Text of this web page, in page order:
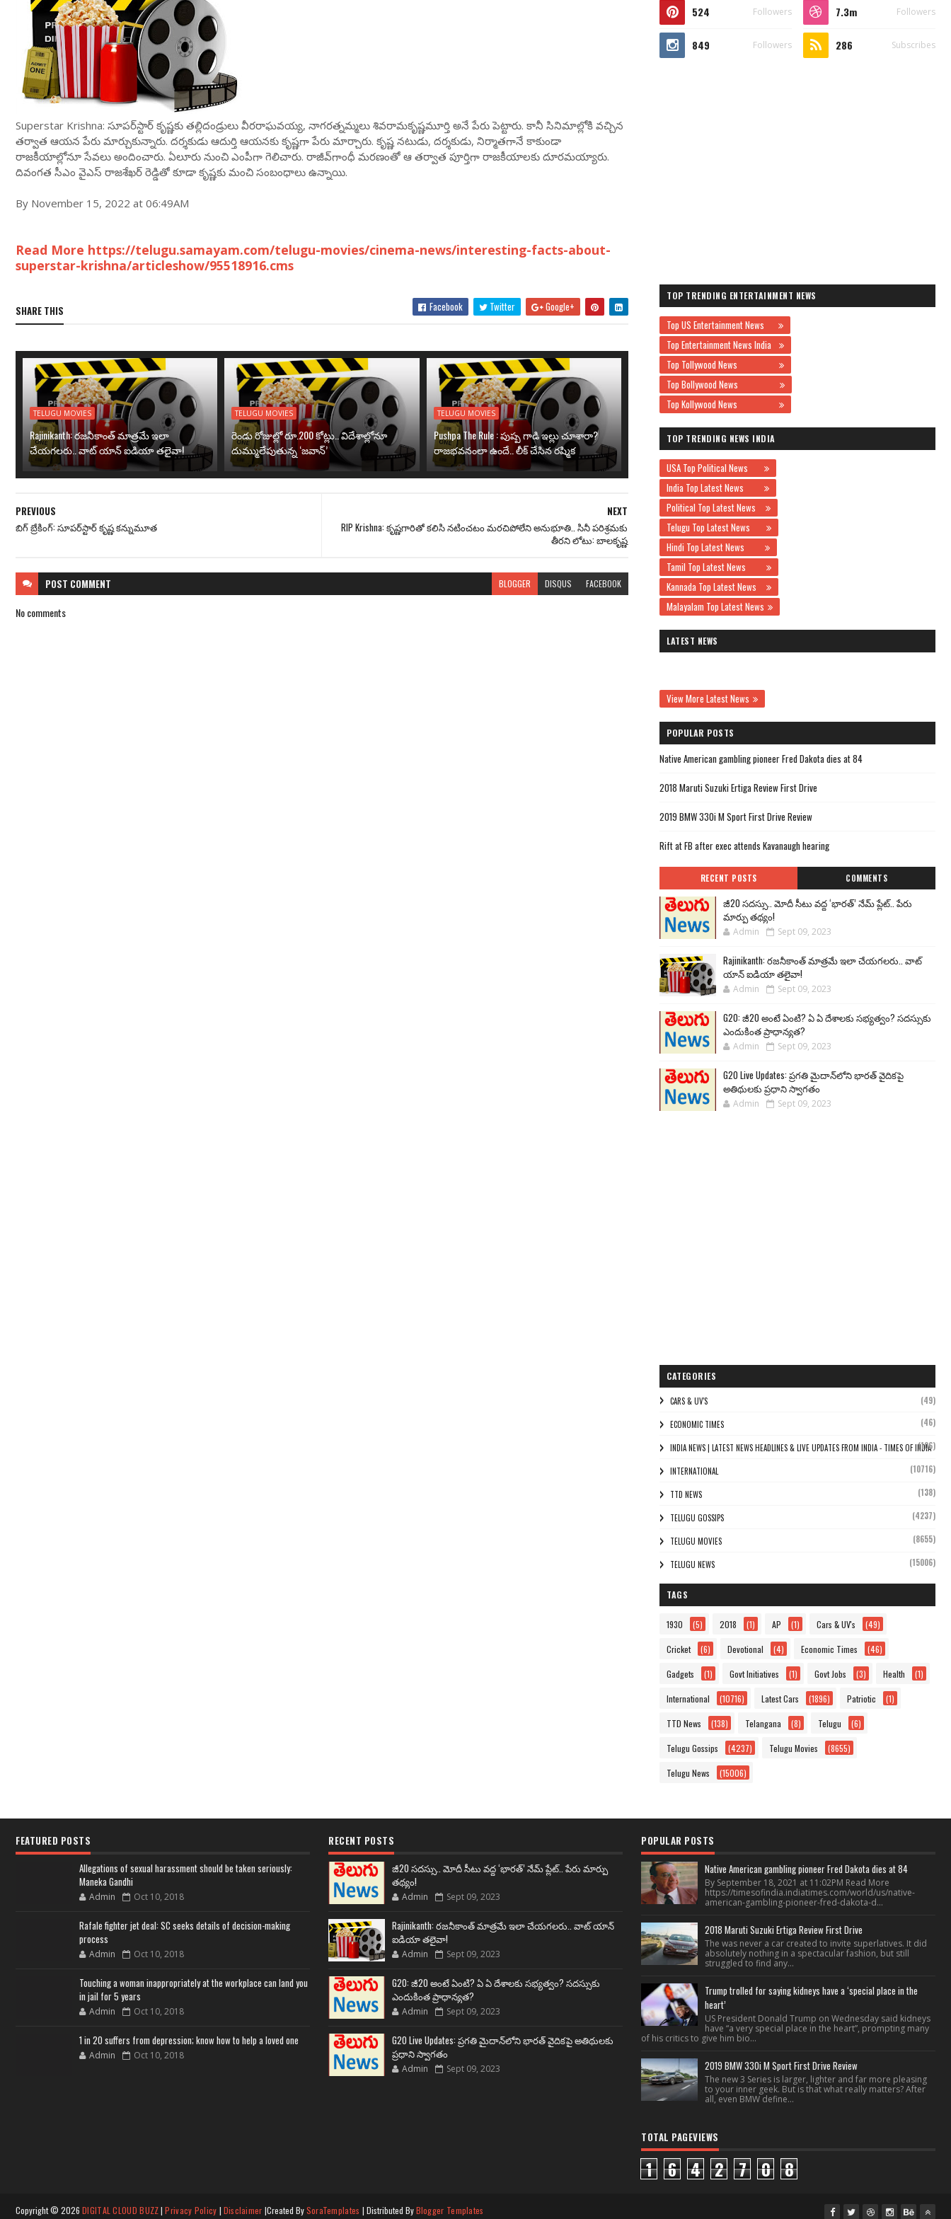
Superstar Krishna: సూపర్‌స్టార్ కృష్ణకు తల్లిదండ్రులు వీరరాఘవయ్య, నాగరత్నమ్మలు శివరామకృష్ణమూర్తి అనే పేరు పెట్టారు. కానీ సినిమాల్లోకి వచ్చిన
తర్వాత ఆయన పేరు మార్చుకున్నారు. దర్శకుడు ఆదుర్తి ఆయనకు కృష్ణగా పేరు మార్చారు. కృష్ణ నటుడు, దర్శకుడు, నిర్మాతగానే కాకుండా
రాజకీయాల్లోనూ సేవలు అందించారు. ఏలూరు నుంచి ఎంపీగా గెలిచారు. రాజీవ్‌గాంధీ మరణంతో ఆ తర్వాత పూర్తిగా రాజకీయాలకు దూరమయ్యారు.
దివంగత సీఎం వైఎస్ రాజశేఖర్ రెడ్డితో కూడా కృష్ణకు మంచి సంబంధాలు ఉన్నాయి.
By November 15, 2022 at 06:49AM
Read More https://telugu.samayam.com/telugu-movies/cinema-news/interesting-facts-about-
superstar-krishna/articleshow/95518916.cms
SHARE THIS Facebook Twitter Google+
TELUGU MOVIES
Rajinikanth: రజనీకాంత్ మాత్రమే ఇలా
చేయగలరు.. వాట్ యాన్ ఐడియా తలైవా!
TELUGU MOVIES
రెండు రోజుల్లో రూ.200 కోట్లు.. విదేశాల్లోనూ
దుమ్ములేపుతున్న ‘జవాన్’
TELUGU MOVIES
Pushpa The Rule : పుష్ప గాడి ఇల్లు చూశారా?
రాజభవనంలా ఉందే.. లీక్ చేసిన రష్మిక
NEXT
RIP Krishna: కృష్ణగారితో కలిసి నటించటం మరచిపోలేని అనుభూతి.. సినీ ప‌రిశ్ర‌మ‌కు
తీర‌ని లోటు: బాల‌కృష్ణ‌
PREVIOUS
బిగ్ బ్రేకింగ్: సూపర్‌స్టార్ కృష్ణ కన్నుమూత
POST COMMENT BLOGGER DISQUS FACEBOOK
No comments
524 Followers 7.3m Followers
849 Followers 286 Subscribes
TOP TRENDING ENTERTAINMENT NEWS
Top US Entertainment News
Top Entertainment News India
Top Tollywood News
Top Bollywood News
Top Kollywood News
TOP TRENDING NEWS INDIA
USA Top Political News
India Top Latest News
Political Top Latest News
Telugu Top Latest News
Hindi Top Latest News
Tamil Top Latest News
Kannada Top Latest News
Malayalam Top Latest News
LATEST NEWS
View More Latest News
POPULAR POSTS
Native American gambling pioneer Fred Dakota dies at 84
2018 Maruti Suzuki Ertiga Review First Drive
2019 BMW 330i M Sport First Drive Review
Rift at FB after exec attends Kavanaugh hearing
RECENT POSTS COMMENTS
జీ20 సదస్సు.. మోదీ సీటు వద్ద ‘భారత్’ నేమ్ ప్లేట్‌.. పేరు
మార్పు తథ్యం!
Admin Sept 09, 2023
Rajinikanth: రజనీకాంత్ మాత్రమే ఇలా చేయగలరు.. వాట్
యాన్ ఐడియా తలైవా!
Admin Sept 09, 2023
G20: జీ20 అంటే ఏంటి? ఏ ఏ దేశాలకు సభ్యత్వం? సదస్సుకు
ఎందుకింత ప్రాధాన్యత?
Admin Sept 09, 2023
G20 Live Updates: ప్రగతి మైదాన్‌లోని భారత్ వైదికపై
అతిథులకు ప్రధాని స్వాగతం
Admin Sept 09, 2023
CATEGORIES
CARS & UV'S (49)
ECONOMIC TIMES (46)
INDIA NEWS | LATEST NEWS HEADLINES & LIVE UPDATES FROM INDIA - TIMES OF INDIA
(106)
INTERNATIONAL (10716)
TTD NEWS (138)
TELUGU GOSSIPS (4237)
TELUGU MOVIES (8655)
TELUGU NEWS (15006)
TAGS
1930 (5) 2018 (1) AP (1) Cars & UV's (49)
Cricket (6) Devotional (4) Economic Times (46)
Gadgets (1) Govt Initiatives (1) Govt Jobs (3) Health (1)
International (10716) Latest Cars (1896) Patriotic (1)
TTD News (138) Telangana (8) Telugu (6)
Telugu Gossips (4237) Telugu Movies (8655)
Telugu News (15006)
FEATURED POSTS
Allegations of sexual harassment should be taken seriously:
Maneka Gandhi
Admin Oct 10, 2018
Rafale fighter jet deal: SC seeks details of decision-making
process
Admin Oct 10, 2018
Touching a woman inappropriately at the workplace can land you
in jail for 5 years
Admin Oct 10, 2018
1 in 20 suffers from depression; know how to help a loved one
Admin Oct 10, 2018
RECENT POSTS
జీ20 సదస్సు.. మోదీ సీటు వద్ద ‘భారత్’ నేమ్ ప్లేట్‌.. పేరు మార్పు
తథ్యం!
Admin Sept 09, 2023
Rajinikanth: రజనీకాంత్ మాత్రమే ఇలా చేయగలరు.. వాట్ యాన్
ఐడియా తలైవా!
Admin Sept 09, 2023
G20: జీ20 అంటే ఏంటి? ఏ ఏ దేశాలకు సభ్యత్వం? సదస్సుకు
ఎందుకింత ప్రాధాన్యత?
Admin Sept 09, 2023
G20 Live Updates: ప్రగతి మైదాన్‌లోని భారత్ వైదికపై అతిథులకు
ప్రధాని స్వాగతం
Admin Sept 09, 2023
POPULAR POSTS
Native American gambling pioneer Fred Dakota dies at 84
By September 18, 2021 at 11:02PM Read More
https://timesofindia.indiatimes.com/world/us/native-
american-gambling-pioneer-fred-dakota-d...
2018 Maruti Suzuki Ertiga Review First Drive
The was never a car created to invite superlatives. It did
absolutely nothing in a spectacular fashion, but still
struggled to find any...
Trump trolled for saying kidneys have a ‘special place in the
heart’
US President Donald Trump on Wednesday said kidneys
have “a very special place in the heart”, prompting many
of his critics to give him bio...
2019 BMW 330i M Sport First Drive Review
The new 3 Series is larger, lighter and far more pleasing
to your inner geek. But is that what really matters? After
all, even BMW define...
TOTAL PAGEVIEWS
1 6 4 2 7 0 8
Copyright © 2026 DIGITAL CLOUD BUZZ|Privacy Policy | Disclaimer |Created BySoraTemplates | Distributed ByBlogger Templates